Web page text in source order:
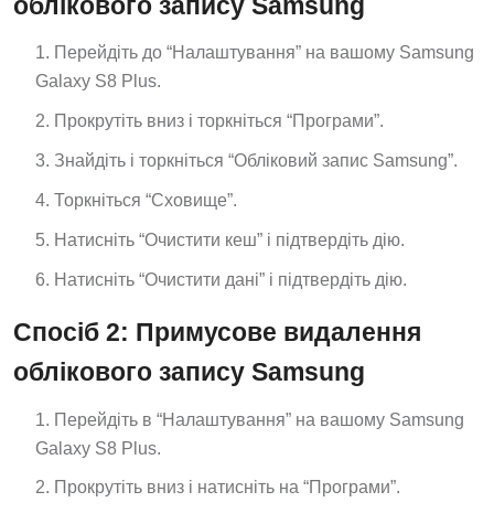
Перейдіть до “Налаштування” на вашому Samsung
Galaxy S8 Plus.
Прокрутіть вниз і торкніться “Програми”.
Знайдіть і торкніться “Обліковий запис Samsung”.
Торкніться “Сховище”.
Натисніть “Очистити кеш” і підтвердіть дію.
Натисніть “Очистити дані” і підтвердіть дію.
Спосіб 2: Примусове видалення
облікового запису Samsung
Перейдіть в “Налаштування” на вашому Samsung
Galaxy S8 Plus.
Прокрутіть вниз і натисніть на “Програми”.